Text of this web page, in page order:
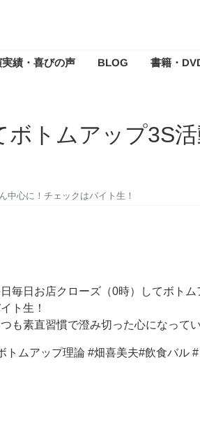
績・喜びの声 BLOG 書籍・
トムアップ3S活
中心に！チェックはバイト生！
毎日お店クローズ（0時）してボト
ト生！
も素直習慣で澄み切った心になってい
トムアップ理論 #畑喜美夫#飲食バル